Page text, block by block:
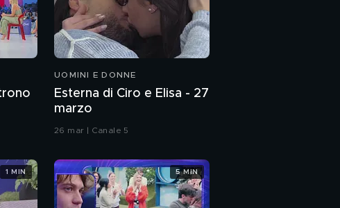
UOMINI E DONNE
Esterna di Ciro e Elisa - 27
marzo
26 mar | Canale 5
1 MIN 5 MIN